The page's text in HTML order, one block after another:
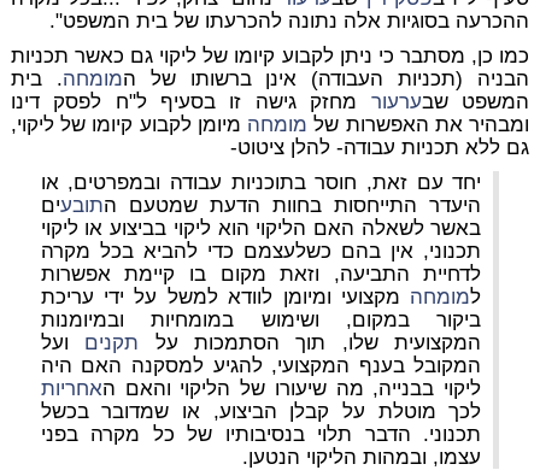
ההכרעה בסוגיות אלה נתונה להכרעתו של בית המשפט".
כמו כן, מסתבר כי ניתן לקבוע קיומו של ליקוי גם כאשר תכניות
הבניה (תכניות העבודה) אינן ברשותו של המומחה. בית
המשפט שבערעור מחזק גישה זו בסעיף ל"ח לפסק דינו
ומבהיר את האפשרות של מומחה מיומן לקבוע קיומו של ליקוי,
גם ללא תכניות עבודה- להלן ציטוט-
יחד עם זאת, חוסר בתוכניות עבודה ובמפרטים, או
היעדר התייחסות בחוות הדעת שמטעם התובעים
באשר לשאלה האם הליקוי הוא ליקוי בביצוע או ליקוי
תכנוני, אין בהם כשלעצמם כדי להביא בכל מקרה
לדחיית התביעה, וזאת מקום בו קיימת אפשרות
למומחה מקצועי ומיומן לוודא למשל על ידי עריכת
ביקור במקום, ושימוש במומחיות ובמיומנות
המקצועית שלו, תוך הסתמכות על תקנים ועל
המקובל בענף המקצועי, להגיע למסקנה האם היה
ליקוי בבנייה, מה שיעורו של הליקוי והאם האחריות
לכך מוטלת על קבלן הביצוע, או שמדובר בכשל
תכנוני. הדבר תלוי בנסיבותיו של כל מקרה בפני
עצמו, ובמהות הליקוי הנטען.